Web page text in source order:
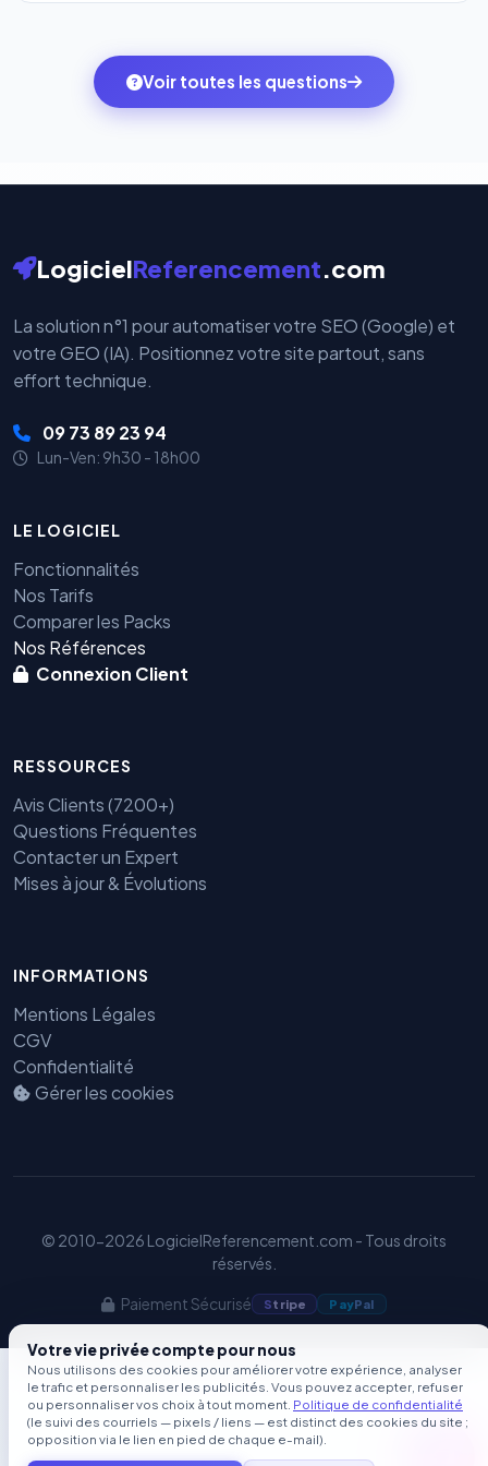
ambitions du moment — sans perdre vos données ni
votre historique.
monde. Vos données bancaires ne transitent jamais
par nos serveurs — elles sont gérées directement et
Voir toutes les questions
LogicielReferencement.com
La solution n°1 pour automatiser votre SEO (Google) et
votre GEO (IA). Positionnez votre site partout, sans
effort technique.
09 73 89 23 94
Lun-Ven: 9h30 - 18h00
LE LOGICIEL
Fonctionnalités
Nos Tarifs
Comparer les Packs
Nos Références
Connexion Client
RESSOURCES
Avis Clients (7200+)
Questions Fréquentes
Contacter un Expert
Mises à jour & Évolutions
INFORMATIONS
Mentions Légales
CGV
Confidentialité
Gérer les cookies
© 2010-2026 LogicielReferencement.com - Tous droits
réservés.
Paiement Sécurisé Stripe PayPal
Votre vie privée compte pour nous
Nous utilisons des cookies pour améliorer votre expérience, analyser
le trafic et personnaliser les publicités. Vous pouvez accepter, refuser
ou personnaliser vos choix à tout moment. Politique de confidentialité
(le suivi des courriels — pixels / liens — est distinct des cookies du site ;
opposition via le lien en pied de chaque e-mail).